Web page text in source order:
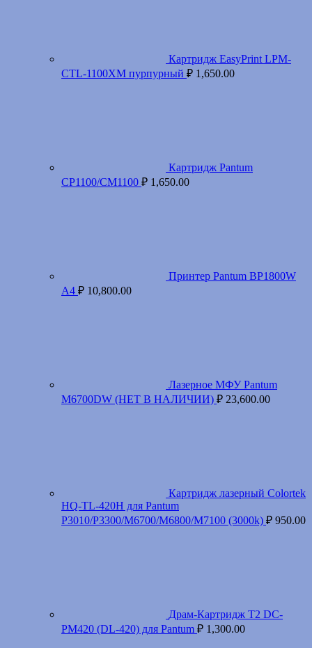
Картридж EasyPrint LPM-
CTL-1100XM пурпурный ₽ 1,650.00
Картридж Pantum
CP1100/CM1100 ₽ 1,650.00
Принтер Pantum BP1800W
A4 ₽ 10,800.00
Лазерное МФУ Pantum
M6700DW (НЕТ В НАЛИЧИИ) ₽ 23,600.00
Картридж лазерный Colortek
HQ-TL-420H для Pantum
P3010/P3300/M6700/M6800/M7100 (3000k) ₽ 950.00
Драм-Картридж T2 DC-
PM420 (DL-420) для Pantum ₽ 1,300.00